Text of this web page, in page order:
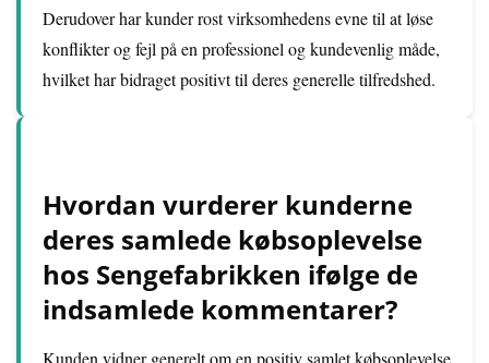
Derudover har kunder rost virksomhedens evne til at løse
konflikter og fejl på en professionel og kundevenlig måde,
hvilket har bidraget positivt til deres generelle tilfredshed.
Hvordan vurderer kunderne
deres samlede købsoplevelse
hos Sengefabrikken ifølge de
indsamlede kommentarer?
Kunden vidner generelt om en positiv samlet købsoplevelse